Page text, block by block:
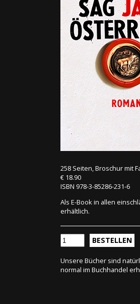
258 Seiten, Broschur mit
€ 18.90
ISBN 978-3-85286-231-6
Als E-Book in allen
erhältlich.
BESTELLEN
Unsere Bücher sind
normal im Buchhandel